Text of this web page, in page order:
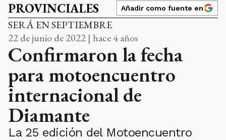
PROVINCIALES Añadir como fuente en
SERÁ EN SEPTIEMBRE
22 de junio de 2022 | hace 4 años
Confirmaron la fecha
para motoencuentro
internacional de
Diamante
La 25 edición del Motoencuentro